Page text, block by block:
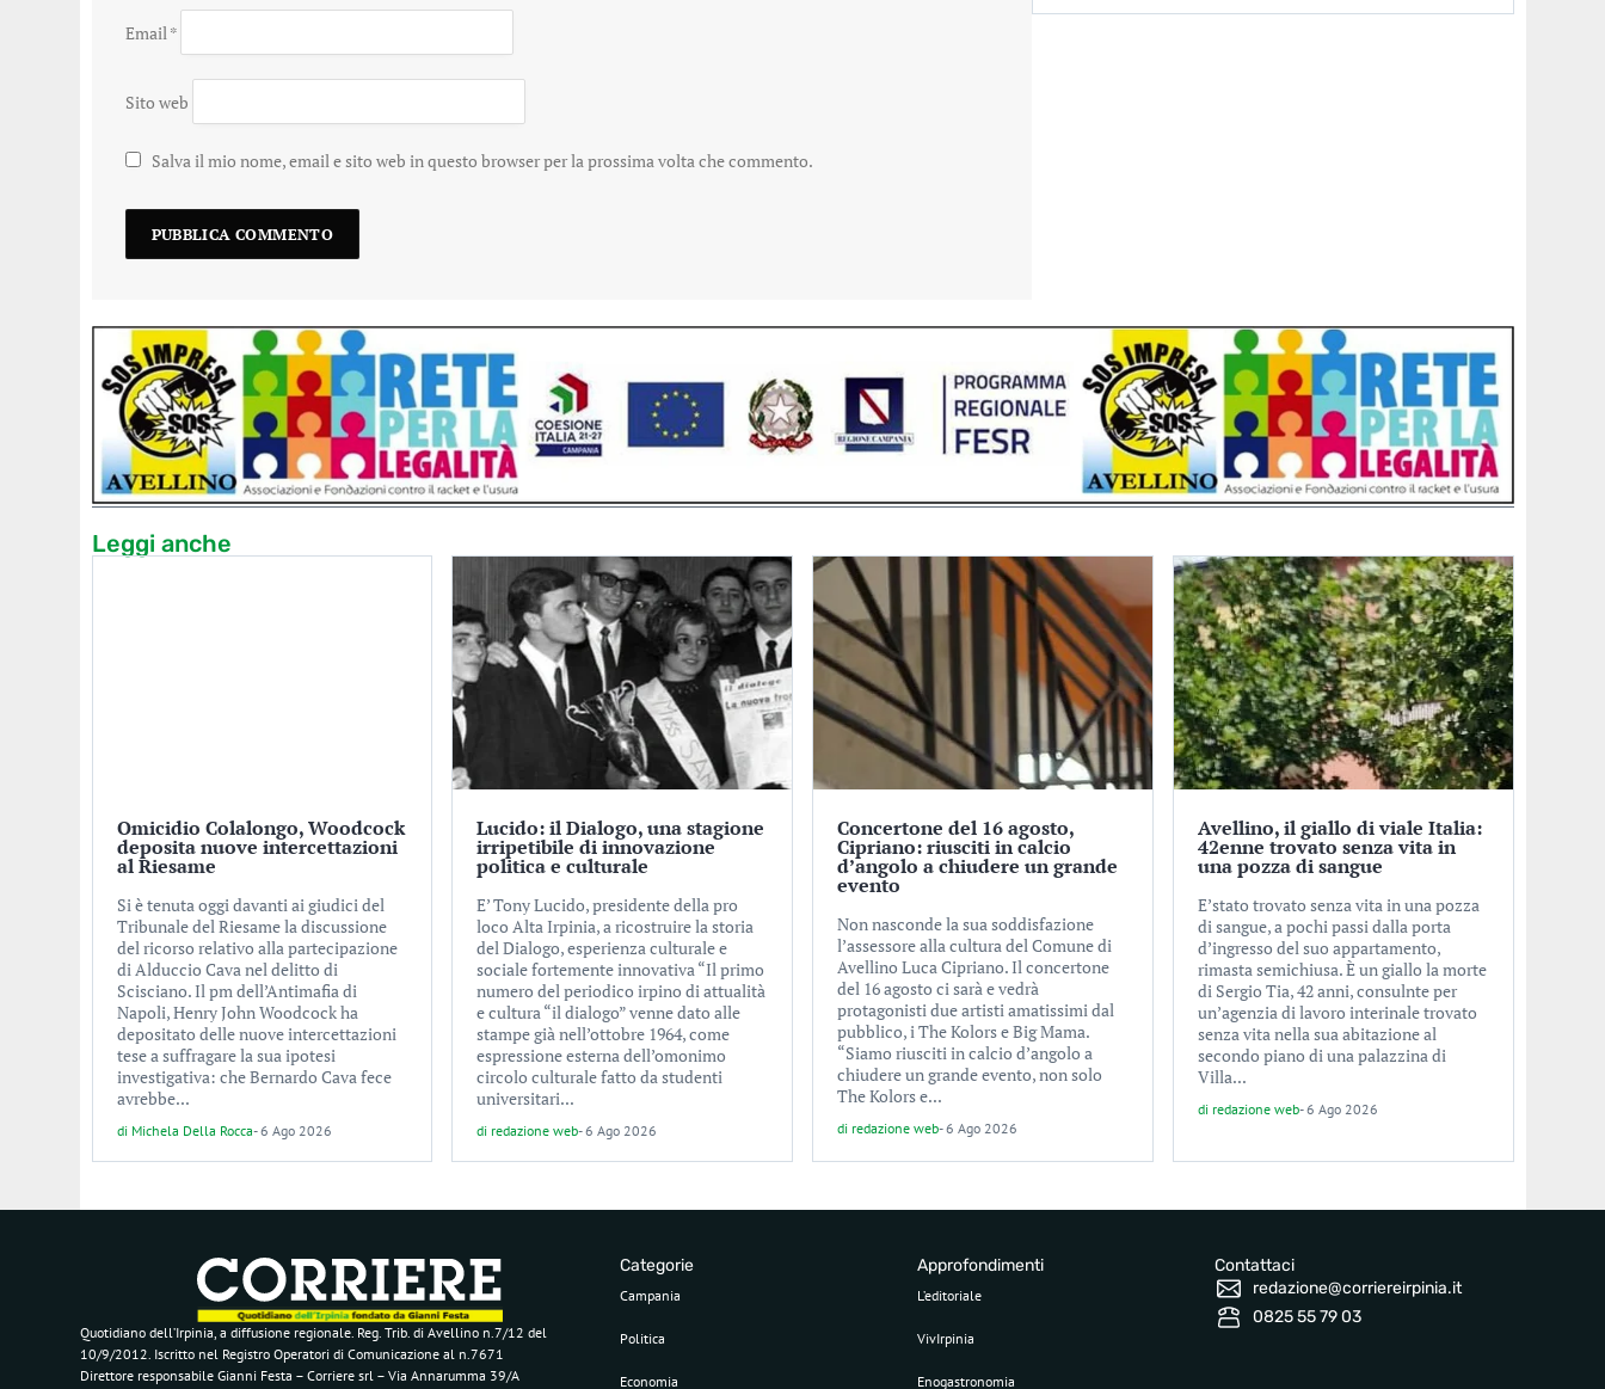
Email *
Sito web
Salva il mio nome, email e sito web in questo browser per la prossima volta che commento.
Leggi anche
Omicidio Colalongo, Woodcock
deposita nuove intercettazioni
al Riesame
Si è tenuta oggi davanti ai giudici del
Tribunale del Riesame la discussione
del ricorso relativo alla partecipazione
di Alduccio Cava nel delitto di
Scisciano. Il pm dell’Antimafia di
Napoli, Henry John Woodcock ha
depositato delle nuove intercettazioni
tese a suffragare la sua ipotesi
investigativa: che Bernardo Cava fece
avrebbe...
di Michela Della Rocca-6 Ago 2026
Lucido: il Dialogo, una stagione
irripetibile di innovazione
politica e culturale
E’ Tony Lucido, presidente della pro
loco Alta Irpinia, a ricostruire la storia
del Dialogo, esperienza culturale e
sociale fortemente innovativa “Il primo
numero del periodico irpino di attualità
e cultura “il dialogo” venne dato alle
stampe già nell’ottobre 1964, come
espressione esterna dell’omonimo
circolo culturale fatto da studenti
universitari...
di redazione web-6 Ago 2026
Concertone del 16 agosto,
Cipriano: riusciti in calcio
d’angolo a chiudere un grande
evento
Non nasconde la sua soddisfazione
l’assessore alla cultura del Comune di
Avellino Luca Cipriano. Il concertone
del 16 agosto ci sarà e vedrà
protagonisti due artisti amatissimi dal
pubblico, i The Kolors e Big Mama.
“Siamo riusciti in calcio d’angolo a
chiudere un grande evento, non solo
The Kolors e...
di redazione web-6 Ago 2026
Avellino, il giallo di viale Italia:
42enne trovato senza vita in
una pozza di sangue
E’stato trovato senza vita in una pozza
di sangue, a pochi passi dalla porta
d’ingresso del suo appartamento,
rimasta semichiusa. È un giallo la morte
di Sergio Tia, 42 anni, consulnte per
un’agenzia di lavoro interinale trovato
senza vita nella sua abitazione al
secondo piano di una palazzina di
Villa...
di redazione web-6 Ago 2026
Quotidiano dell’Irpinia, a diffusione regionale. Reg. Trib. di Avellino n.7/12 del
10/9/2012. Iscritto nel Registro Operatori di Comunicazione al n.7671
Direttore responsabile Gianni Festa – Corriere srl – Via Annarumma 39/A
Categorie
Campania
Politica
Economia
Approfondimenti
L’editoriale
VivIrpinia
Enogastronomia
Contattaci
redazione@corriereirpinia.it
0825 55 79 03